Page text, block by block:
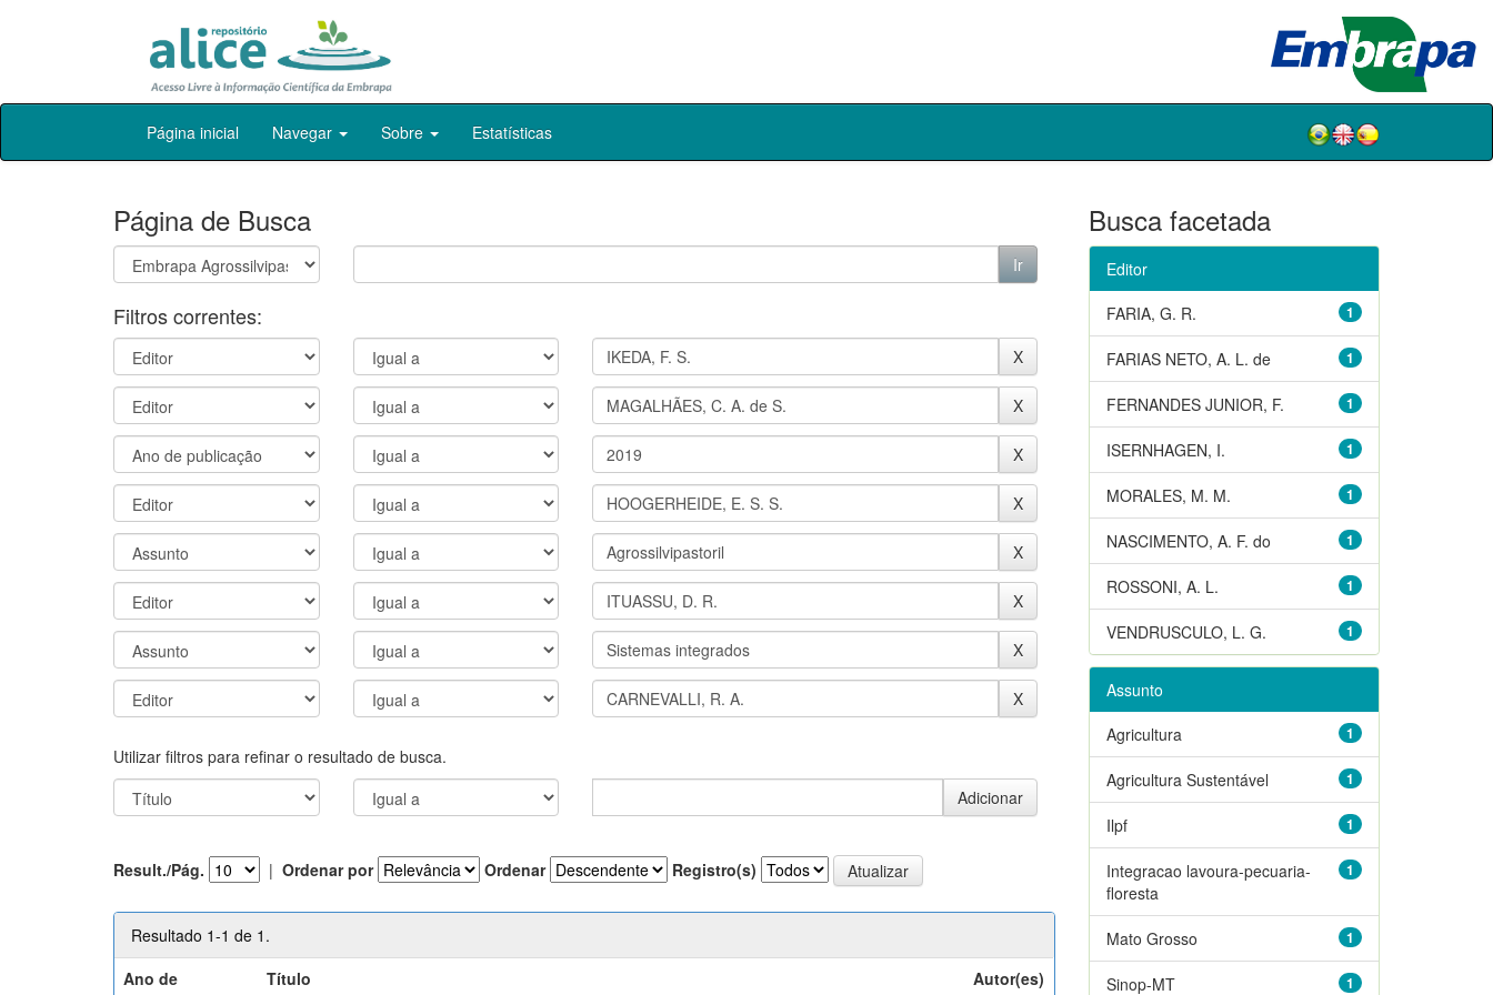
Skip
Página inicial Navegar Sobre Estatísticas
Página de Busca
Filtros correntes:
Utilizar filtros para refinar o resultado de busca.
Result./Pág. | Ordenar por Ordenar Registro(s)
Resultado 1-1 de 1.
Ano de
Título Autor(es)
Busca facetada
Editor
1
FARIA, G. R.
1
FARIAS NETO, A. L. de
1
FERNANDES JUNIOR, F.
1
ISERNHAGEN, I.
1
MORALES, M. M.
1
NASCIMENTO, A. F. do
1
ROSSONI, A. L.
1
VENDRUSCULO, L. G.
Assunto
1
Agricultura
1
Agricultura Sustentável
1
Ilpf
1
Integracao lavoura-pecuaria-
floresta
1
Mato Grosso
1
Sinop-MT